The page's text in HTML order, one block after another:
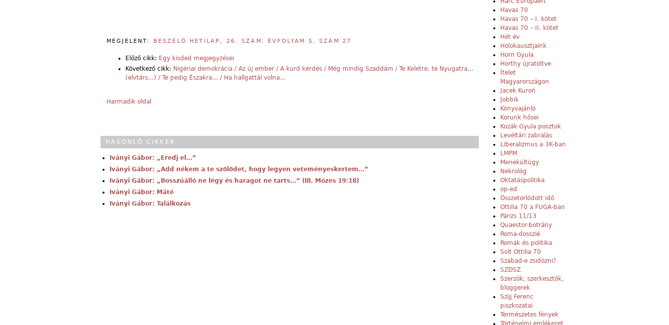
MEGJELENT: BESZÉLŐ HETILAP 26. SZÁM, ÉVFOLYAM 5, SZÁM 27
Előző cikk: Egy kisded megjegyzései
Következő cikk: Nigériai demokrácia / Az új ember / A kurd kérdés / Még mindig Szaddám / Te Keletre, te Nyugatra…
(elvtárs…) / Te pedig Északra… / Ha hallgattál volna…
Harmadik oldal
HASONLÓ CIKKEK
Iványi Gábor: „Eredj el…”
Iványi Gábor: „Add nékem a te szőlődet, hogy legyen veteményeskertem…”
Iványi Gábor: „Bosszúálló ne légy és haragot ne tarts…” (III. Mózes 19:18)
Iványi Gábor: Máté
Iványi Gábor: Találkozás
Havas 70
Havas 70 – I. kötet
Havas 70 – II. kötet
Hét év
Holokausztjaink
Horn Gyula
Horthy újratöltve
Ítélet
Magyarországon
Jacek Kuroń
Jobbik
Könyvajánló
Korunk hősei
Kozák Gyula posztok
Levéltári zabrálás
Liberalizmus a 3K-ban
LMPM
Menekültügy
Nekrológ
Oktatáspolitika
op-ed
Összetorlódott idő
Ottilia 70 a FUGA-ban
Párizs 11/13
Quaestor-botrány
Roma-dosszié
Romák és politika
Solt Ottilia 70
Szabad-e zsidózni?
SZDSZ
Szerzők, szerkesztők,
bloggerek
Szijj Ferenc
piszkozatai
Természetes fények
Történelmi emlékezet